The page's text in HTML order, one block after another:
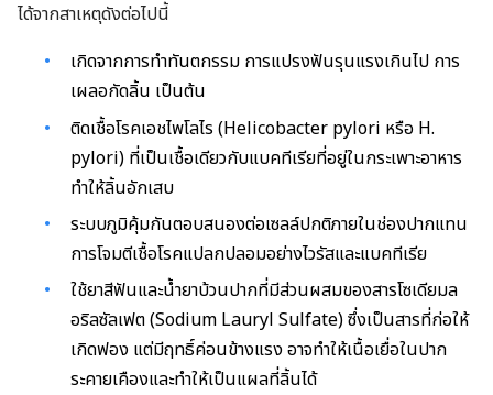
ได้จากสาเหตุดังต่อไปนี้
เกิดจากการทำทันตกรรม การแปรงฟันรุนแรงเกินไป การ
เผลอกัดลิ้น เป็นต้น
ติดเชื้อโรคเอชไพโลไร (Helicobacter pylori หรือ H.
pylori) ที่เป็นเชื้อเดียวกับแบคทีเรียที่อยู่ในกระเพาะอาหาร
ทำให้ลิ้นอักเสบ
ระบบภูมิคุ้มกันตอบสนองต่อเซลล์ปกติภายในช่องปากแทน
การโจมตีเชื้อโรคแปลกปลอมอย่างไวรัสและแบคทีเรีย
ใช้ยาสีฟันและน้ำยาบ้วนปากที่มีส่วนผสมของสารโซเดียมล
อริลซัลเฟต (Sodium Lauryl Sulfate) ซึ่งเป็นสารที่ก่อให้
เกิดฟอง แต่มีฤทธิ์ค่อนข้างแรง อาจทำให้เนื้อเยื่อในปาก
ระคายเคืองและทำให้เป็นแผลที่ลิ้นได้